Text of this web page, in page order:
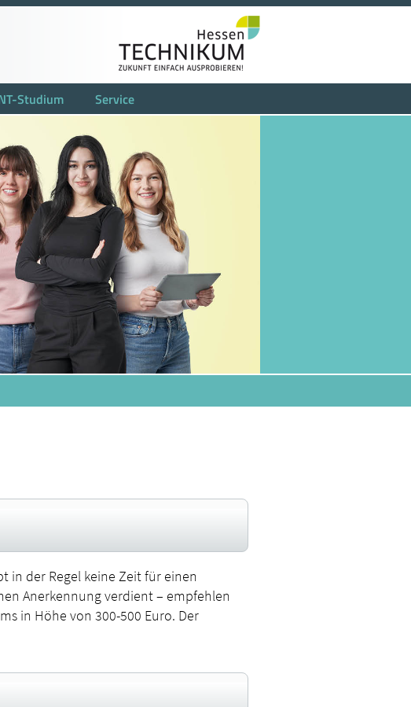
Studium Service
in der Regel keine Zeit für einen
Anerkennung verdient – empfehlen
in Höhe von 300-500 Euro. Der